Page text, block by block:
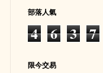
部落人氣
4 6 3 7
限今交易